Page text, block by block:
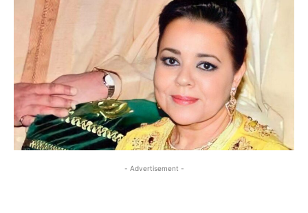
- Advertisement -